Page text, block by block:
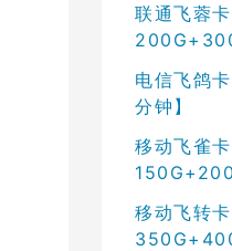
联通飞蓉
电信飞鸽
分钟】
移动飞雀
移动飞转